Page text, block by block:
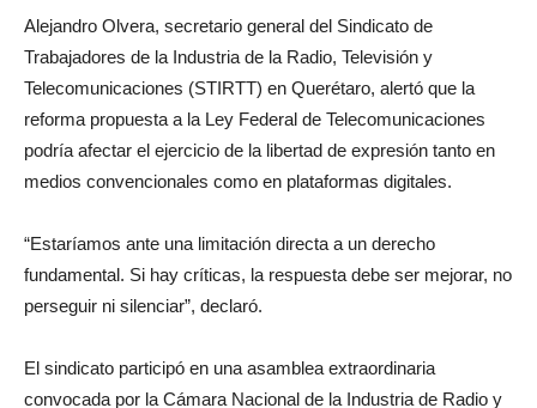
Alejandro Olvera, secretario general del Sindicato de
Trabajadores de la Industria de la Radio, Televisión y
Telecomunicaciones (STIRTT) en Querétaro, alertó que la
reforma propuesta a la Ley Federal de Telecomunicaciones
podría afectar el ejercicio de la libertad de expresión tanto en
medios convencionales como en plataformas digitales.
“Estaríamos ante una limitación directa a un derecho
fundamental. Si hay críticas, la respuesta debe ser mejorar, no
perseguir ni silenciar”, declaró.
El sindicato participó en una asamblea extraordinaria
convocada por la Cámara Nacional de la Industria de Radio y